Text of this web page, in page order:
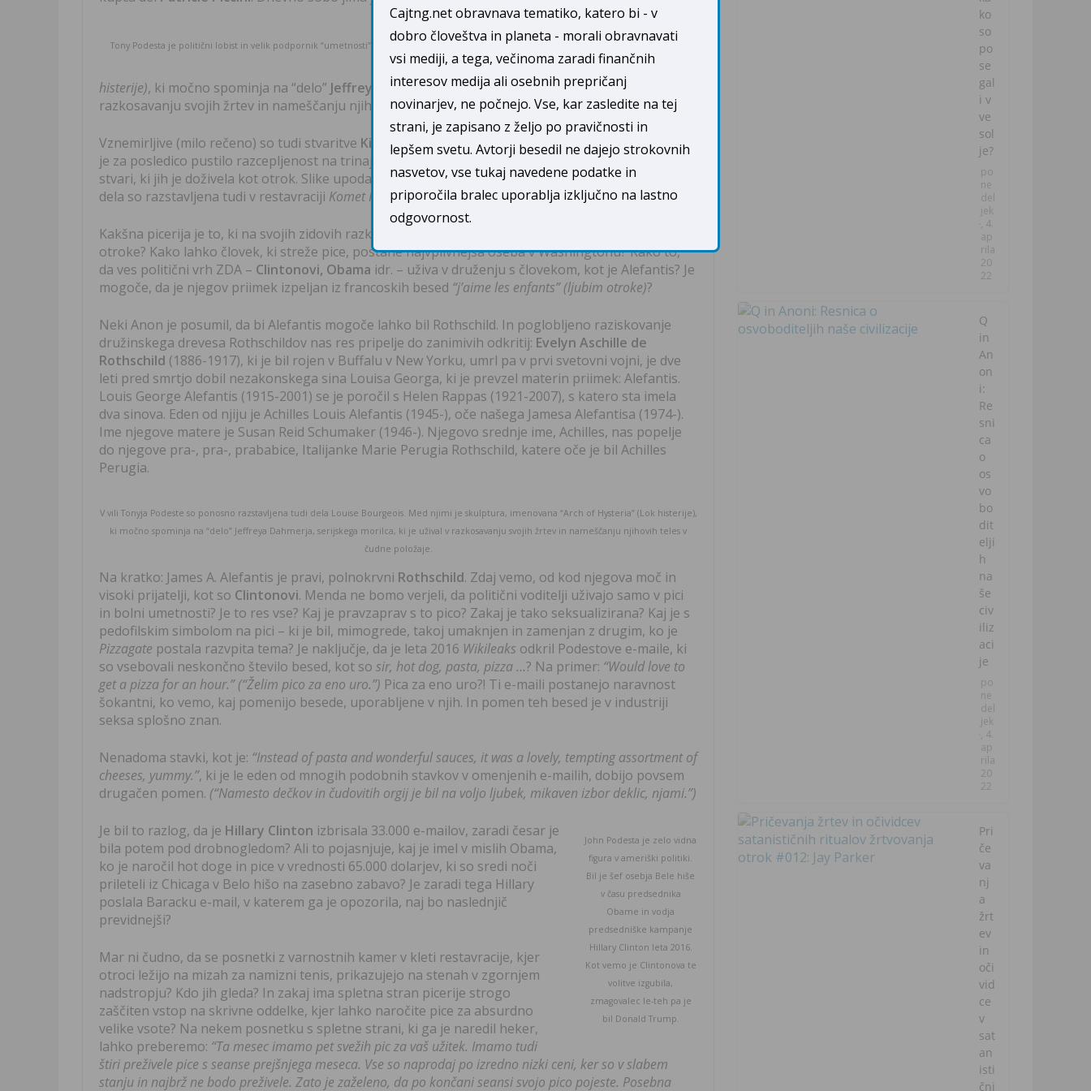
Tony Podesta je politični lobist in velik podpornik “umetnosti”.
V viliTonyja Podesteso ponosno razstavljena
tudi delaLouise Bourgeois. Med njimi je
skulptura, imenovana
“Arch of Hysteria” (Lok
histerije), ki močno spominja na “delo” Jeffreya Dahmerja, serijskega morilca, ki je užival v
razkosavanju svojih žrtev in nameščanju njihovih teles v čudne položaje.
Vznemirljive (milo rečeno) so tudi stvaritve Kim Noble, ki je v otroštvu doživela hude travme, kar ji
je za posledico pustilo razcepljenost na trinajst različnih osebnosti. Njeno delo prikazuje grozljive
stvari, ki jih je doživela kot otrok. Slike upodabljajo mučenje in posilstva. Je ena od umetnic, katerih
dela so razstavljena tudi v restavraciji Komet Ping Pong.
Kakšna picerija je to, ki na svojih zidovih razkazuje gole, zlorabljene, mučene, posiljene in ubite
otroke? Kako lahko človek, ki streže pice, postane najvplivnejša oseba v Washingtonu? Kako to,
da ves politični vrh ZDA – Clintonovi, Obama idr. – uživa v druženju s človekom, kot je Alefantis? Je
mogoče, da je njegov priimek izpeljan iz francoskih besed “j’aime les enfants” (ljubim otroke)?
Neki Anon je posumil, da bi Alefantis mogoče lahko bil Rothschild. In poglobljeno raziskovanje
družinskega drevesa Rothschildov nas res pripelje do zanimivih odkritij: Evelyn Aschille de
Rothschild (1886-1917), ki je bil rojen v Buffalu v New Yorku, umrl pa v prvi svetovni vojni, je dve
leti pred smrtjo dobil nezakonskega sina Louisa Georga, ki je prevzel materin priimek: Alefantis.
Louis George Alefantis (1915-2001) se je poročil s Helen Rappas (1921-2007), s katero sta imela
dva sinova. Eden od njiju je Achilles Louis Alefantis (1945-), oče našega Jamesa Alefantisa (1974-).
Ime njegove matere je Susan Reid Schumaker (1946-). Njegovo srednje ime, Achilles, nas popelje
do njegove pra-, pra-, prababice, Italijanke Marie Perugia Rothschild, katere oče je bil Achilles
Perugia.
V vili Tonyja Podeste so ponosno razstavljena tudi dela Louise Bourgeois. Med njimi je skulptura, imenovana “Arch of Hysteria” (Lok histerije),
ki močno spominja na “delo” Jeffreya Dahmerja, serijskega morilca, ki je užival v razkosavanju svojih žrtev in nameščanju njihovih teles v
čudne položaje.
Na kratko: James A. Alefantis je pravi, polnokrvni Rothschild. Zdaj vemo, od kod njegova moč in
visoki prijatelji, kot so Clintonovi. Menda ne bomo verjeli, da politični voditelji uživajo samo v pici
in bolni umetnosti? Je to res vse? Kaj je pravzaprav s to pico? Zakaj je tako seksualizirana? Kaj je s
pedofilskim simbolom na pici – ki je bil, mimogrede, takoj umaknjen in zamenjan z drugim, ko je
Pizzagate postala razvpita tema? Je naključje, da je leta 2016 Wikileaks odkril Podestove e-maile, ki
so vsebovali neskončno število besed, kot so sir, hot dog, pasta, pizza …? Na primer: “Would love to
get a pizza for an hour.” (“Želim pico za eno uro.”) Pica za eno uro?! Ti e-maili postanejo naravnost
šokantni, ko vemo, kaj pomenijo besede, uporabljene v njih. In pomen teh besed je v industriji
seksa splošno znan.
Nenadoma stavki, kot je: “Instead of pasta and wonderful sauces, it was a lovely, tempting assortment of
cheeses, yummy.”, ki je le eden od mnogih podobnih stavkov v omenjenih e-mailih, dobijo povsem
drugačen pomen. (“Namesto dečkov in čudovitih orgij je bil na voljo ljubek, mikaven izbor deklic, njami.”)
John Podesta je zelo vidna
figura v ameriški politiki.
Bil je šef osebja Bele hiše
v času predsednika
Obame in vodja
predsedniške kampanje
Hillary Clinton leta 2016.
Kot vemo je Clintonova te
volitve izgubila,
zmagovalec le-teh pa je
bil Donald Trump.
Je bil to razlog, da je Hillary Clinton izbrisala 33.000 e-mailov, zaradi česar je
bila potem pod drobnogledom? Ali to pojasnjuje, kaj je imel v mislih Obama,
ko je naročil hot doge in pice v vrednosti 65.000 dolarjev, ki so sredi noči
prileteli iz Chicaga v Belo hišo na zasebno zabavo? Je zaradi tega Hillary
poslala Baracku e-mail, v katerem ga je opozorila, naj bo naslednjič
previdnejši?
Mar ni čudno, da se posnetki z varnostnih kamer v kleti restavracije, kjer
otroci ležijo na mizah za namizni tenis, prikazujejo na stenah v zgornjem
nadstropju? Kdo jih gleda? In zakaj ima spletna stran picerije strogo
zaščiten vstop na skrivne oddelke, kjer lahko naročite pice za absurdno
velike vsote? Na nekem posnetku s spletne strani, ki ga je naredil heker,
lahko preberemo: “Ta mesec imamo pet svežih pic za vaš užitek. Imamo tudi
štiri preživele pice s seanse prejšnjega meseca. Vse so naprodaj po izredno nizki ceni, ker so v slabem
stanju in najbrž ne bodo preživele. Zato je zaželeno, da po končani seansi svojo pico pojeste. Posebna
ko
so
po
se
gal
i v
ve
sol
je?
po
ne
del
jek
, 4.
ap
rila
20
22
Q
in
An
on
i:
Re
sni
ca
o
os
vo
bo
dit
elji
h
na
še
civ
iliz
aci
je
po
ne
del
jek
, 4.
ap
rila
20
22
Pri
če
va
nj
a
žrt
ev
in
oči
vid
ce
v
sat
an
isti
čni
Cajtng.net obravnava tematiko, katero bi - v
dobro človeštva in planeta - morali obravnavati
vsi mediji, a tega, večinoma zaradi finančnih
interesov medija ali osebnih prepričanj
novinarjev, ne počnejo. Vse, kar zasledite na tej
strani, je zapisano z željo po pravičnosti in
lepšem svetu. Avtorji besedil ne dajejo strokovnih
nasvetov, vse tukaj navedene podatke in
priporočila bralec uporablja izključno na lastno
odgovornost.